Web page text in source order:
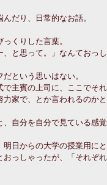
だり、日常的なお話。
くりした言葉。
、と思って。」なんておっし
という思いはない。
主賓の上司に、ここでそ
力家で、とか言われるのか
自分を自分で見ている感
明日からの大学の授業用に
おっしゃったが、「それぞ